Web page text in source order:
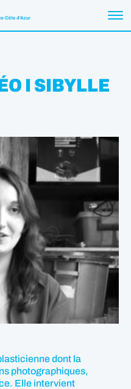
I SIBYLLE
dont la
photographiques,
Elle intervient